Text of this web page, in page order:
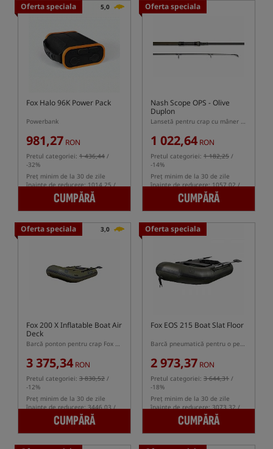
Oferta speciala 5,0
Fox Halo 96K Power Pack
Powerbank
981,27 RON
Pretul categoriei: 1 436,44 /
-32%
Preț minim de la 30 de zile
înainte de reducere: 1014.25 /
CUMPĂRĂ
Oferta speciala
Nash Scope OPS - Olive
Duplon
Lansetă pentru crap cu mâner telescopic
1 022,64 RON
Pretul categoriei: 1 182,25 /
-14%
Preț minim de la 30 de zile
înainte de reducere: 1057.02 /
CUMPĂRĂ
Oferta speciala 3,0
Fox 200 X Inflatable Boat Air
Deck
Barcă ponton pentru crap Fox 200 X cu podea gonflabilă Air Deck
3 375,34 RON
Pretul categoriei: 3 830,52 /
-12%
Preț minim de la 30 de zile
înainte de reducere: 3446.03 /
CUMPĂRĂ
Oferta speciala
Fox EOS 215 Boat Slat Floor
Barcă pneumatică pentru o persoană cu podea din scânduri
2 973,37 RON
Pretul categoriei: 3 644,31 /
-18%
Preț minim de la 30 de zile
înainte de reducere: 3073.32 /
CUMPĂRĂ